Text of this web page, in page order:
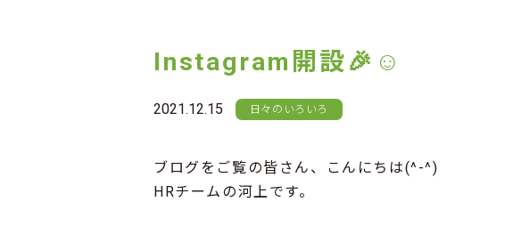
Instagram開設🎉☺
2021.12.15 日々のいろいろ
ブログをご覧の皆さん、こんにちは(^-^)
HRチームの河上です。